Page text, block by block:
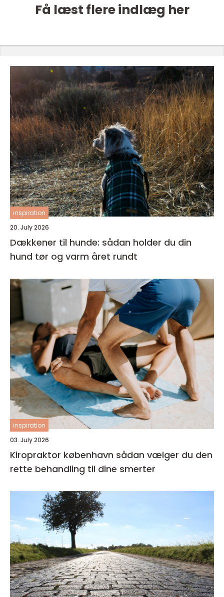
Få læst flere indlæg her
inspiration
20. July 2026
Dækkener til hunde: sådan holder du din
hund tør og varm året rundt
inspiration
03. July 2026
Kiropraktor københavn sådan vælger du den
rette behandling til dine smerter